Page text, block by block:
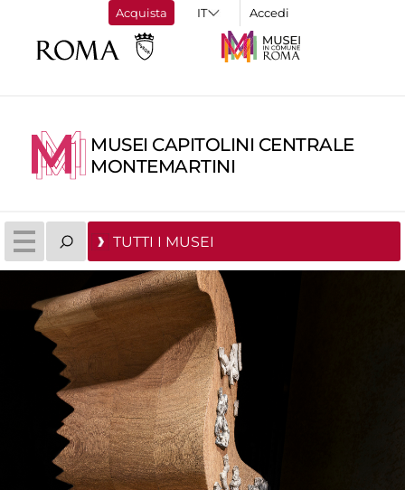
Acquista Accedi
MUSEI CAPITOLINI CENTRALE
MONTEMARTINI
TUTTI I MUSEI